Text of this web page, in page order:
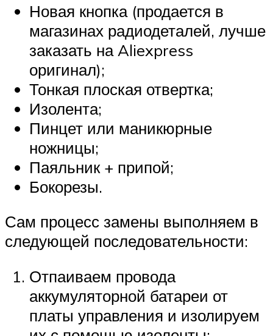
Новая кнопка (продается в
магазинах радиодеталей, лучше
заказать на Aliexpress
оригинал);
Тонкая плоская отвертка;
Изолента;
Пинцет или маникюрные
ножницы;
Паяльник + припой;
Бокорезы.
Сам процесс замены выполняем в
следующей последовательности:
Отпаиваем провода
аккумуляторной батареи от
платы управления и изолируем